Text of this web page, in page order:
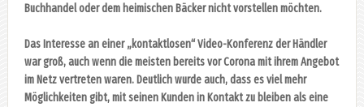
Buchhandel oder dem heimischen Bäcker nicht vorstellen möchten.
Das Interesse an einer „kontaktlosen“ Video-Konferenz der Händler
war groß, auch wenn die meisten bereits vor Corona mit ihrem Angebot
im Netz vertreten waren. Deutlich wurde auch, dass es viel mehr
Möglichkeiten gibt, mit seinen Kunden in Kontakt zu bleiben als eine